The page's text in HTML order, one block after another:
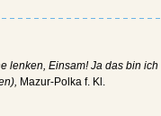
lenken, Einsam! Ja das bin
Mazur-Polka f. Kl.